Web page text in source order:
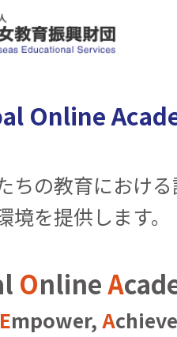
Online
ちの教育におけ
を提供します。
OnlineA
Empower,A